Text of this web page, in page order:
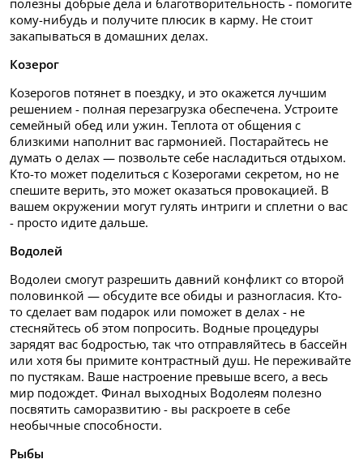
кому-нибудь и получите плюсик в карму. Не стоит
закапываться в домашних делах.
Козерог
Козерогов потянет в поездку, и это окажется лучшим
решением - полная перезагрузка обеспечена. Устроите
семейный обед или ужин. Теплота от общения с
близкими наполнит вас гармонией. Постарайтесь не
думать о делах — позвольте себе насладиться отдыхом.
Кто-то может поделиться с Козерогами секретом, но не
спешите верить, это может оказаться провокацией. В
вашем окружении могут гулять интриги и сплетни о вас
- просто идите дальше.
Водолей
Водолеи смогут разрешить давний конфликт со второй
половинкой — обсудите все обиды и разногласия. Кто-
то сделает вам подарок или поможет в делах - не
стесняйтесь об этом попросить. Водные процедуры
зарядят вас бодростью, так что отправляйтесь в бассейн
или хотя бы примите контрастный душ. Не переживайте
по пустякам. Ваше настроение превыше всего, а весь
мир подождет. Финал выходных Водолеям полезно
посвятить саморазвитию - вы раскроете в себе
необычные способности.
Рыбы